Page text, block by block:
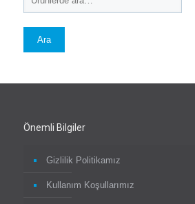
Ara
Önemli Bilgiler
Gizlilik Politikamız
Kullanım Koşullarımız